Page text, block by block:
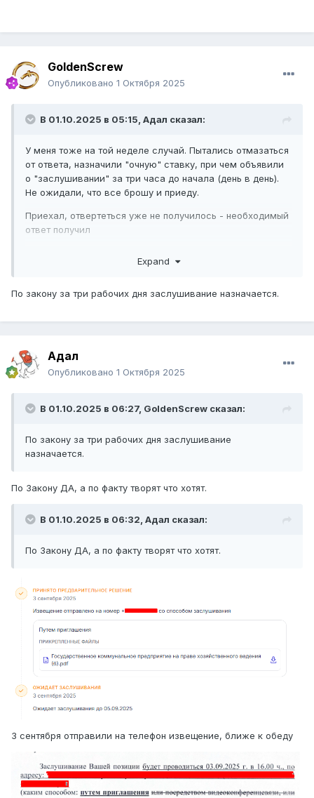
заморачиваться. Пригласили на очную встречу, не
пришел и до свидания, вот тебе акт неявки. Наказать
обращение, с жалобой на исполнителя.
У меня был недавно случай. Обратился за выдачей
новых документов на земельный участок, в связи с
истечением срока.. Так меня пригласили "явится с
документами" на встречу..Которые я же просил и выдать.
Бред. Естественно из другого города я к ним не поехал.
Подал жалобу через систему, на отсутствие результата
рассмотрения обращения.
GoldenScrew
Опубликовано 1 Октября 2025
В 01.10.2025 в 05:15, Адал сказал:
У меня тоже на той неделе случай. Пытались отмазаться
от ответа, назначили "очную" ставку, при чем объявили
о "заслушивании" за три часа до начала (день в день).
Не ожидали, что все брошу и приеду.
Приехал, отвертеться уже не получилось - необходимый
ответ получил
Expand
По закону за три рабочих дня заслушивание назначается.
Адал
Опубликовано 1 Октября 2025
В 01.10.2025 в 06:27, GoldenScrew сказал:
По закону за три рабочих дня заслушивание
назначается.
По Закону ДА, а по факту творят что хотят.
В 01.10.2025 в 06:32, Адал сказал:
По Закону ДА, а по факту творят что хотят.
3 сентября отправили на телефон извещение, ближе к обеду